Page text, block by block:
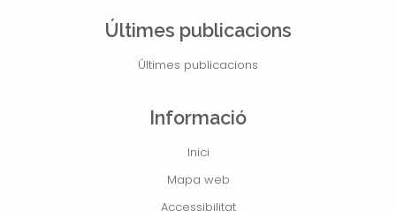
Últimes publicacions
Últimes publicacions
Informació
Inici
Mapa web
Accessibilitat